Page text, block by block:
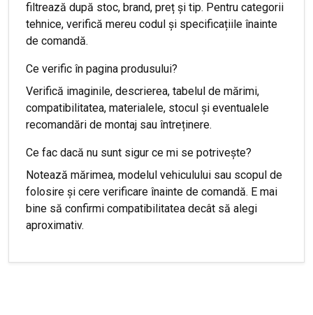
filtrează după stoc, brand, preț și tip. Pentru categorii
tehnice, verifică mereu codul și specificațiile înainte
de comandă.
Ce verific în pagina produsului?
Verifică imaginile, descrierea, tabelul de mărimi,
compatibilitatea, materialele, stocul și eventualele
recomandări de montaj sau întreținere.
Ce fac dacă nu sunt sigur ce mi se potrivește?
Notează mărimea, modelul vehiculului sau scopul de
folosire și cere verificare înainte de comandă. E mai
bine să confirmi compatibilitatea decât să alegi
aproximativ.